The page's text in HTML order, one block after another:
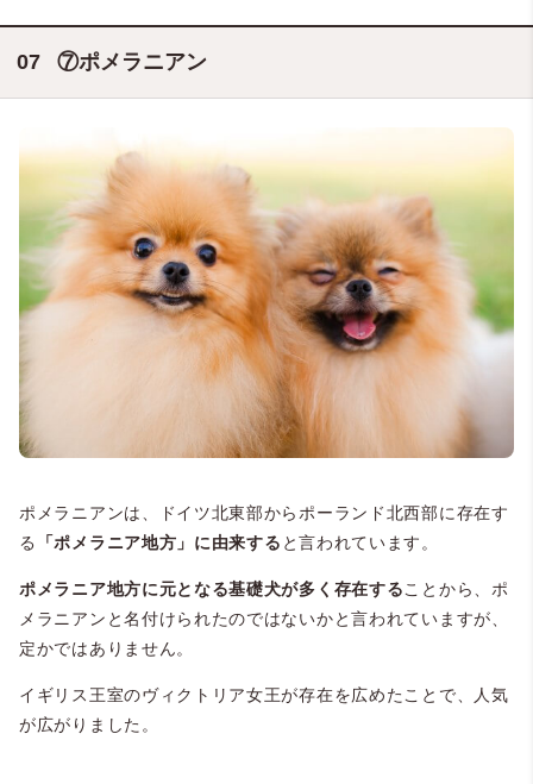
⑦ポメラニアン
ポメラニアンは、ドイツ北東部からポーランド北西部に存在す
る
「ポメラニア地方」に由来する と言われています。
ポメラニア地方に元となる基礎犬が多く存在することから、ポ
メラニアンと名付けられたのではないかと言われていますが、
定かではありません。
イギリス王室のヴィクトリア女王が存在を広めたことで、人気
が広がりました。